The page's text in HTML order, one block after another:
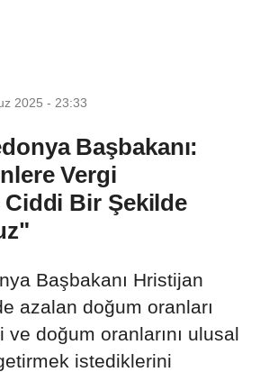
2025 - 23:33
Başbakanı:
Vergi
Ciddi Bir Şekilde
Başbakanı Hristijan
azalan doğum oranları
doğum oranlarını ulusal
istediklerini